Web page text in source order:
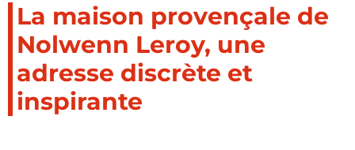
La maison provençale de
Nolwenn Leroy, une
adresse discrète et
inspirante